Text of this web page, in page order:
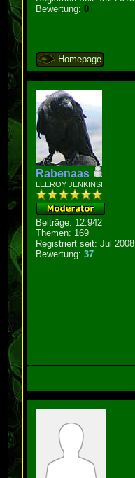
Bewertung:0
Homepage
Rabenaas
LEEROY JENKINS!
Beiträge: 12.942
Themen: 169
Registriert seit: Jul 2008
Bewertung:37